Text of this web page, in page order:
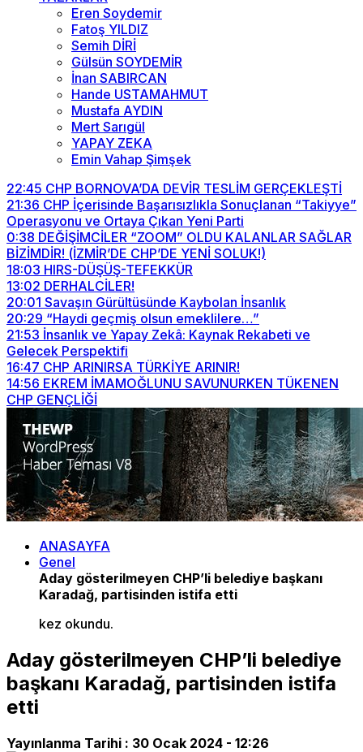
Eren Soydemir
Fatoş YILDIZ
Semih DİRİ
Gülsün SOYDEMİR
İnan SABIRCAN
Hande USTAMAHMUT
Mustafa AYDIN
Mert Sarıgül
YAPAY ZEKA
Emin Vahap Şimşek
22:45 CHP BORNOVA’DA DEVİR TESLİM GERÇEKLEŞTİ
21:36 CHP İçerisinde Başarısızlıkla Sonuçlanan “Takiyye”
Operasyonu ve Ortaya Çıkan Yeni Parti
0:38 DEĞİŞİMCİLER “ZOOM” OLDU KALANLAR SAĞLAR
BİZİMDİR! (İZMİR’DE CHP’DE YENİ SOLUK!)
18:03 HIRS-DÜŞÜŞ-TEFEKKÜR
13:02 DERHALCİLER!
20:01 Savaşın Gürültüsünde Kaybolan İnsanlık
20:29 “Haydi geçmiş olsun emeklilere…”
21:53 İnsanlık ve Yapay Zekâ: Kaynak Rekabeti ve
Gelecek Perspektifi
16:47 CHP ARINIRSA TÜRKİYE ARINIR!
14:56 EKREM İMAMOĞLUNU SAVUNURKEN TÜKENEN
CHP GENÇLİĞİ
ANASAYFA
Genel
Aday gösterilmeyen CHP’li belediye başkanı
Karadağ, partisinden istifa etti
kez okundu.
Aday gösterilmeyen CHP’li belediye
başkanı Karadağ, partisinden istifa
etti
Yayınlanma Tarihi : 30 Ocak 2024 - 12:26